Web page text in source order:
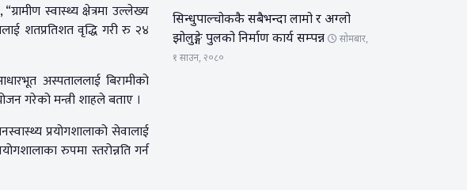
स्वास्थ्य क्षेत्रमा उल्लेख्य
शतप्रतिशत वृद्धि गरी रु २४
अस्पताललाई बिरामीको
गरेको मन्त्री शाहले बताए ।
प्रयोगशालाको सेवालाई
रुपमा स्तरोन्नति गर्न
सिन्धुपाल्चोककै सबैभन्दा लामो र अग्लो
झोलुङ्गे पुलको निर्माण कार्य सम्पन्न
सोमबार,
१ साउन, २०८०